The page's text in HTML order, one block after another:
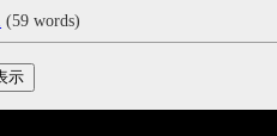
(59 words)